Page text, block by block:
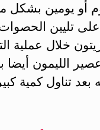
أو يومين بشكل
تليين
خلال عملية
الليمون أيضا
بعد تناول كمية